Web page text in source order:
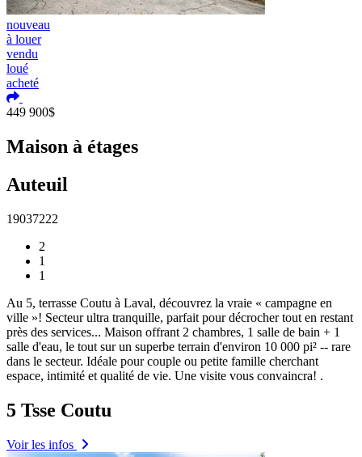
nouveau
à louer
vendu
loué
acheté
449 900$
Maison à étages
Auteuil
19037222
2
1
1
Au 5, terrasse Coutu à Laval, découvrez la vraie « campagne en
ville »! Secteur ultra tranquille, parfait pour décrocher tout en restant
près des services... Maison offrant 2 chambres, 1 salle de bain + 1
salle d'eau, le tout sur un superbe terrain d'environ 10 000 pi² -- rare
dans le secteur. Idéale pour couple ou petite famille cherchant
espace, intimité et qualité de vie. Une visite vous convaincra! .
5 Tsse Coutu
Voir les infos